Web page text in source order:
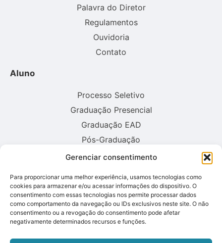
Gerenciar consentimento
Para proporcionar uma melhor experiência, usamos tecnologias como
cookies para armazenar e/ou acessar informações do dispositivo. O
consentimento com essas tecnologias nos permite processar dados
como comportamento da navegação ou IDs exclusivos neste site. O não
consentimento ou a revogação do consentimento pode afetar
negativamente determinados recursos e funções.
Palavra do Diretor
Regulamentos
Ouvidoria
Contato
Aluno
Processo Seletivo
Graduação Presencial
Graduação EAD
Pós-Graduação
Consulte aqui o cadastro da instituição no sistema E-MEC: